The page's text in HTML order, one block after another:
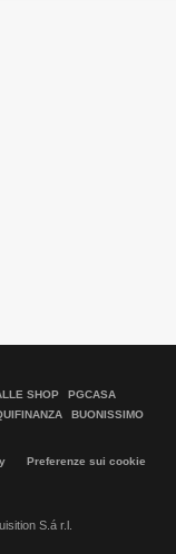
SHOP
PGCASA
BUONISSIMO
Preferenze sui cookie
S.á r.l.